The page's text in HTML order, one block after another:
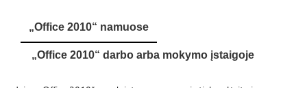
„Office 2010“ namuose
„Office 2010“ darbo arba mokymo įstaigoje